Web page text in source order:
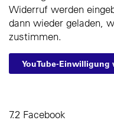
Widerruf werden
dann wieder geladen,
zustimmen.
YouTube-Einwilligung
7.2 Facebook